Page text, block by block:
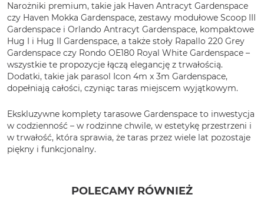
Narożniki premium, takie jak Haven Antracyt Gardenspace
czy Haven Mokka Gardenspace, zestawy modułowe Scoop III
Gardenspace i Orlando Antracyt Gardenspace, kompaktowe
Hug I i Hug II Gardenspace, a także stoły Rapallo 220 Grey
Gardenspace czy Rondo OE180 Royal White Gardenspace –
wszystkie te propozycje łączą elegancję z trwałością.
Dodatki, takie jak parasol Icon 4m x 3m Gardenspace,
dopełniają całości, czyniąc taras miejscem wyjątkowym.
Ekskluzywne komplety tarasowe Gardenspace to inwestycja
w codzienność – w rodzinne chwile, w estetykę przestrzeni i
w trwałość, która sprawia, że taras przez wiele lat pozostaje
piękny i funkcjonalny.
POLECAMY RÓWNIEŻ